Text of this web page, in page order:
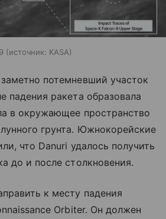
источник: KASA
потемневший участок
падения ракета образовала
в окружающее пространство
грунта. Южнокорейские
что Danuri удалось получить
до и после столкновения.
к месту падения
Orbiter. Он должен